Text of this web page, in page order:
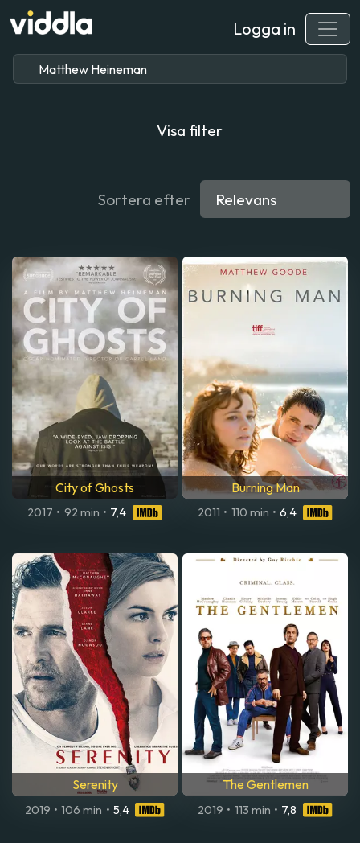
Logga in
Visa filter
Sortera efter
City of Ghosts
2017 • 92 min • 7,4
Burning Man
2011 • 110 min • 6,4
Serenity
2019 • 106 min • 5,4
The Gentlemen
2019 • 113 min • 7,8